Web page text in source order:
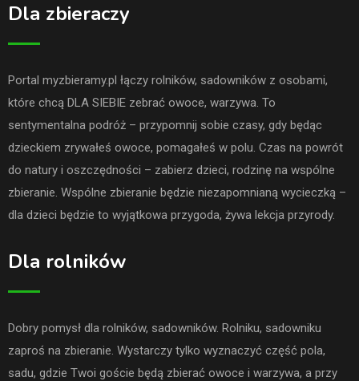
Dla zbieraczy
Portal myzbieramy.pl łączy rolników, sadowników z osobami,
które chcą DLA SIEBIE zebrać owoce, warzywa. To
sentymentalna podróż – przypomnij sobie czasy, gdy będąc
dzieckiem zrywałeś owoce, pomagałeś w polu. Czas na powrót
do natury i oszczędności – zabierz dzieci, rodzinę na wspólne
zbieranie. Wspólne zbieranie będzie niezapomnianą wycieczką –
dla dzieci będzie to wyjątkowa przygoda, żywa lekcja przyrody.
Dla rolników
Dobry pomysł dla rolników, sadowników. Rolniku, sadowniku
zaproś na zbieranie. Wystarczy tylko wyznaczyć część pola,
sadu, gdzie Twoi goście będą zbierać owoce i warzywa, a przy